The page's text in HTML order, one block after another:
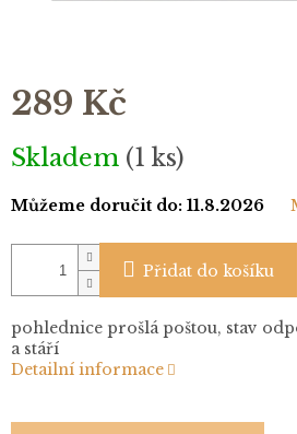
289 Kč
Měrná
cena:
Skladem (1 ks)
Můžeme doručit do: 11.8.2026
Přidat do košíku
pohlednice prošlá poštou, stav
a stáří
Detailní informace